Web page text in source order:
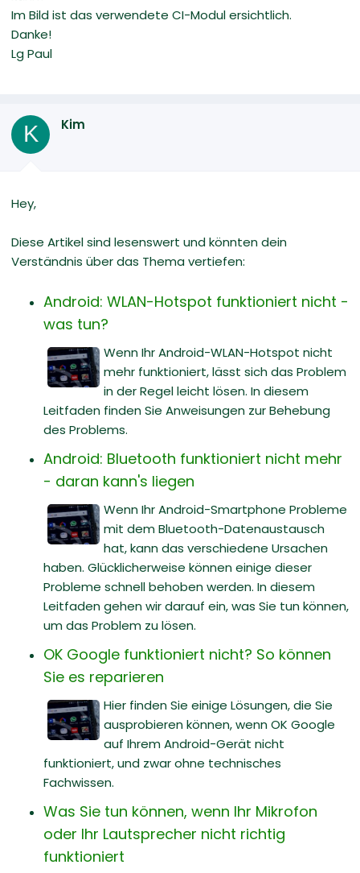
Im Bild ist das verwendete CI-Modul ersichtlich.
Danke!
Lg Paul
K Kim
Hey,
Diese Artikel sind lesenswert und könnten dein
Verständnis über das Thema vertiefen:
Android: WLAN-Hotspot funktioniert nicht -
was tun?
Wenn Ihr Android-WLAN-Hotspot nicht
mehr funktioniert, lässt sich das Problem
in der Regel leicht lösen. In diesem
Leitfaden finden Sie Anweisungen zur Behebung
des Problems.
Android: Bluetooth funktioniert nicht mehr
- daran kann's liegen
Wenn Ihr Android-Smartphone Probleme
mit dem Bluetooth-Datenaustausch
hat, kann das verschiedene Ursachen
haben. Glücklicherweise können einige dieser
Probleme schnell behoben werden. In diesem
Leitfaden gehen wir darauf ein, was Sie tun können,
um das Problem zu lösen.
OK Google funktioniert nicht? So können
Sie es reparieren
Hier finden Sie einige Lösungen, die Sie
ausprobieren können, wenn OK Google
auf Ihrem Android-Gerät nicht
funktioniert, und zwar ohne technisches
Fachwissen.
Was Sie tun können, wenn Ihr Mikrofon
oder Ihr Lautsprecher nicht richtig
funktioniert